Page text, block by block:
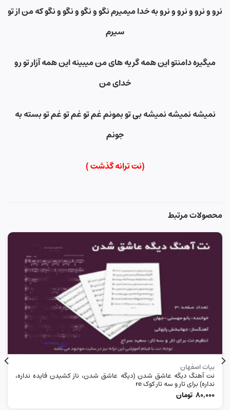
نرو و نرو و نرو و نرو به خدا میمیرم نگو و نگو و نگو و نگو که من از تو
سیرم
میگیره دامنتو این همه گریه های من میبینه این همه آزار تو رو
خدای من
نمیشه نمیشه نمیشه بی تو بمونم غم تو غم تو غم تو بسته به
جونم
(نت ترانه گذشت )
محصولات مرتبط
بیات اصفهان
نت آهنگ دیگه عاشق شدن (دیگه عاشق شدن، ناز کشیدن فایده نداره،
نداره) برای تار و سه تار کوک re
80,000 تومان